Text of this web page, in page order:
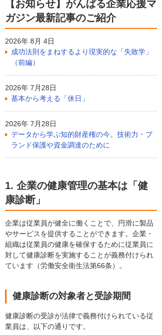
【お知らせ】がんばる企業応援マ
ガジン最新記事のご紹介
2026年 8月 4日
成功法則をまねするより現実的な「失敗学」
（前編）
2026年 7月28日
基本から考える「休日」
2026年 7月28日
データから学ぶ知的財産権の今。技術力・ブ
ランド保護や資金調達のために
1. 企業の健康管理の基本は「健
康診断」
企業は従業員が健全に働くことで、円滑に製品
やサービスを提供することができます。企業・
組織は従業員の健康を確保するために従業員に
対して健康診断を実施することが義務付けられ
ています（労働安全衛生法第66条）。
健康診断の対象者と受診期間
健康診断の受診が法律で義務付けられている従
業員は、以下の通りです。